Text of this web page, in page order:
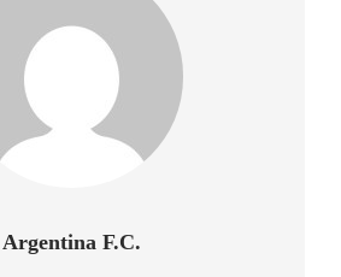
Argentina F.C.